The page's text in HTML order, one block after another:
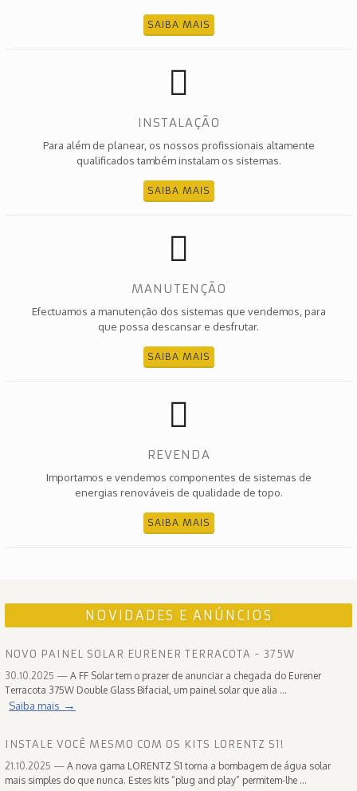
SAIBA MAIS
INSTALAÇÃO
Para além de planear, os nossos profissionais altamente
qualificados também instalam os sistemas.
SAIBA MAIS
MANUTENÇÃO
Efectuamos a manutenção dos sistemas que vendemos, para
que possa descansar e desfrutar.
SAIBA MAIS
REVENDA
Importamos e vendemos componentes de sistemas de
energias renováveis de qualidade de topo.
SAIBA MAIS
NOVIDADES E ANÚNCIOS
NOVO PAINEL SOLAR EURENER TERRACOTA - 375W
30.10.2025 — A FF Solar tem o prazer de anunciar a chegada do Eurener
Terracota 375W Double Glass Bifacial, um painel solar que alia ...
Saiba mais →
INSTALE VOCÊ MESMO COM OS KITS LORENTZ S1!
21.10.2025 — A nova gama LORENTZ S1 torna a bombagem de água solar
mais simples do que nunca. Estes kits “plug and play” permitem-lhe ...